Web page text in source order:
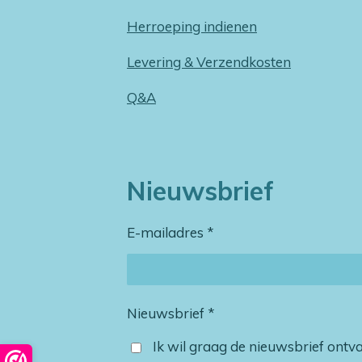
Herroeping indienen
Levering & Verzendkosten
Q&A
Nieuwsbrief
E-mailadres *
Nieuwsbrief *
Ik wil graag de nieuwsbrief